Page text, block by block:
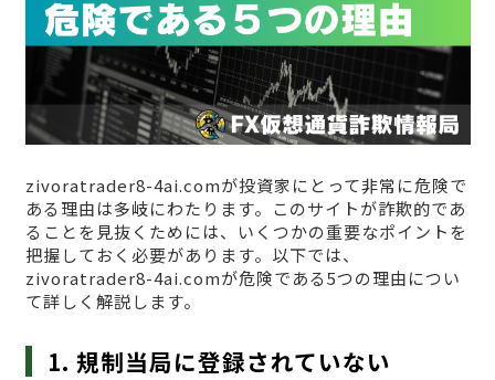
zivoratrader8-4ai.comが投資家にとって非常に危険で
ある理由は多岐にわたります。このサイトが詐欺的であ
ることを見抜くためには、いくつかの重要なポイントを
把握しておく必要があります。以下では、
zivoratrader8-4ai.comが危険である5つの理由につい
て詳しく解説します。
1. 規制当局に登録されていない